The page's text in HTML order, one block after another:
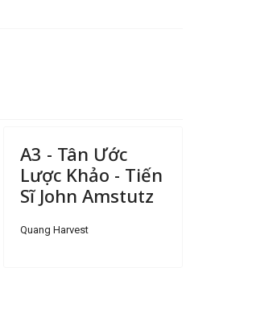
A3 - Tân Ước
Lược Khảo - Tiến
Sĩ John Amstutz
Quang Harvest